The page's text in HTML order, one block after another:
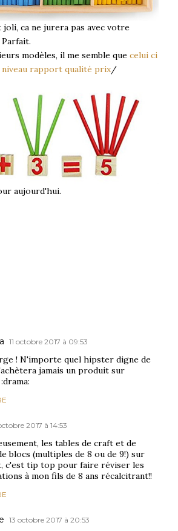
joli, ca ne jurera pas avec votre
modèles, il me semble que celui ci
rapport qualité prix/
aujourd'hui.
11 octobre 2017 à 09:53
! N'importe quel hipster digne de
jamais un produit sur
2017 à 14:53
les tables de craft et de
blocs (multiples de 8 ou de 9!) sur
c'est tip top pour faire réviser les
à mon fils de 8 ans récalcitrant!!
13 octobre 2017 à 20:53